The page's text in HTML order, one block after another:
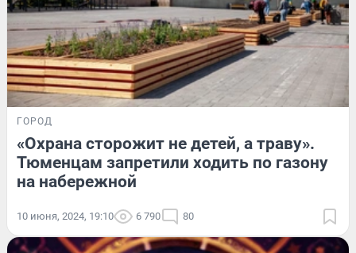
ГОРОД
«Охрана сторожит не детей, а траву».
Тюменцам запретили ходить по газону
на набережной
10 июня, 2024, 19:10 6 790 80